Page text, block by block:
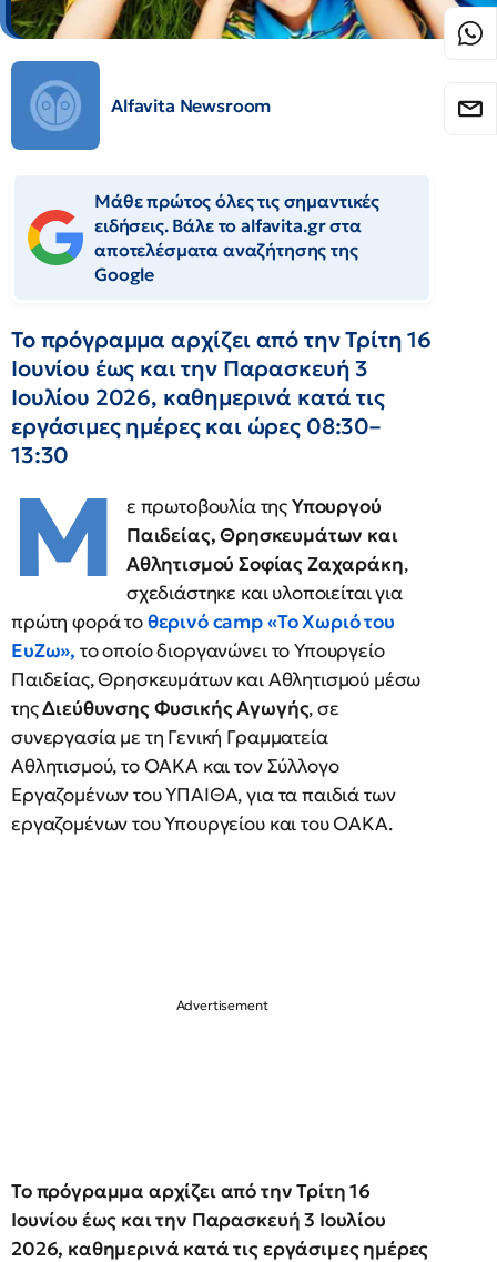
Alfavita Newsroom
Μάθε πρώτος όλες τις σημαντικές
ειδήσεις. Βάλε το alfavita.gr στα
αποτελέσματα αναζήτησης της
Google
Το πρόγραμμα αρχίζει από την Τρίτη 16
Ιουνίου έως και την Παρασκευή 3
Ιουλίου 2026, καθημερινά κατά τις
εργάσιμες ημέρες και ώρες 08:30–
13:30
Μ ε πρωτοβουλία τηςΥπουργού
Παιδείας, Θρησκευμάτων και
Αθλητισμού Σοφίας Ζαχαράκη,
σχεδιάστηκε και υλοποιείται για
πρώτη φορά τοθερινό camp «Το Χωριό του
ΕυΖω», το οποίο διοργανώνει το Υπουργείο
Παιδείας, Θρησκευμάτων και Αθλητισμού μέσω
τηςΔιεύθυνσης Φυσικής Αγωγής, σε
συνεργασία με τη Γενική Γραμματεία
Αθλητισμού, το ΟΑΚΑ και τον Σύλλογο
Εργαζομένων του ΥΠΑΙΘΑ, για τα παιδιά των
εργαζομένων του Υπουργείου και του ΟΑΚΑ.
Το πρόγραμμα αρχίζει από την Τρίτη 16
Ιουνίου έως και την Παρασκευή 3 Ιουλίου
2026, καθημερινά κατά τις εργάσιμες ημέρες